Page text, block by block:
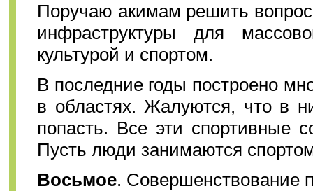
Поручаю акимам решить
инфраструктуры для
культурой и спортом.
В последние годы построено
в областях. Жалуются, что в
попасть. Все эти спортивные
Пусть люди занимаются
Восьмое. Совершенствование